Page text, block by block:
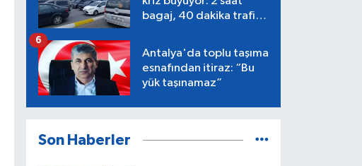
bagaj, 40 dakika trafik,
Antalya'da toplu taşıma
esnafından itiraz: “Bu
yük taşınamaz”
6
Son Haberler